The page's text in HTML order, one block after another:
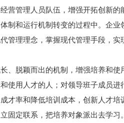
营管理人员队伍，增强开拓创新
制和运行机制转变的过程中。企
管理理念，掌握现代管理手段，
、脱颖而出的机制，增强培养和
使用人才的人；对领导班子成员
才率和降低培训成本，创新人才
固定联系，把培养对象派出去学